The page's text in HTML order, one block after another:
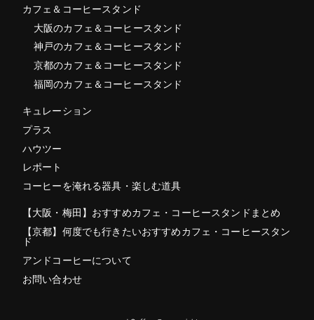
カフェ＆コーヒースタンド
大阪のカフェ＆コーヒースタンド
神戸のカフェ＆コーヒースタンド
京都のカフェ＆コーヒースタンド
福岡のカフェ＆コーヒースタンド
キュレーション
プラス
ハウツー
レポート
コーヒーを淹れる器具・楽しむ道具
【大阪・梅田】おすすめカフェ・コーヒースタンドまとめ
【京都】何度でも行きたいおすすめカフェ・コーヒースタン
ド
アンドコーヒーについて
お問い合わせ